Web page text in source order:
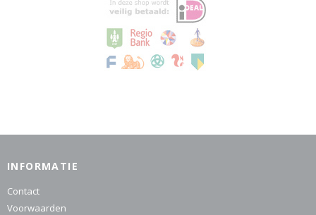
INFORMATIE
Contact
Voorwaarden